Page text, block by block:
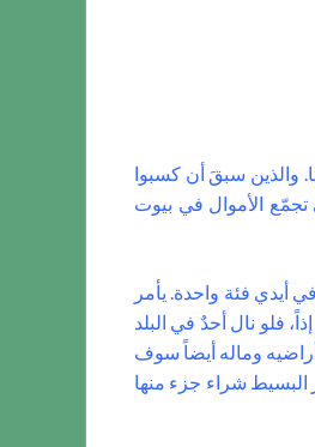
والذين سبقَ أن كسبوا
تجمّع الأموال في بيوت
أيدي فئة واحدة. يأمر
فلو نال أحدٌ في البلد
وماله أيضاً سوف
البسيط شراء جزء منها